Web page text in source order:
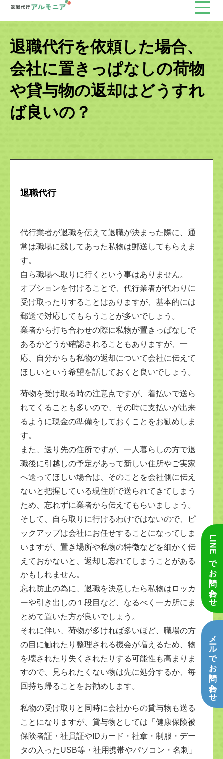
退職代行を依頼した場合、
会社に置きっぱなしの荷物
や貸与物の返却はどうすれ
ば良いの？
退職代行
代行業者が退職を伝えて退職が決まった際に、通
常は職場に残してあった私物は郵送してもらえま
す。
自ら職場へ取りに行くという事はありません。
オプションを付けることで、代行業者が代わりに
受け取ったりすることはありますが、基本的には
郵送で対応してもらうことが多いでしょう。
業者から打ち合わせの際に私物が置きっぱなしで
あるかどうか確認されることもありますが、一
応、自分からも私物の返却について会社に伝えて
ほしいという希望を話しておくと良いでしょう。
荷物を受け取る時の注意点ですが、着払いで送ら
れてくることも多いので、その時に支払いが出来
るように現金の準備をしておくことをお勧めしま
す。
また、送り先の住所ですが、一人暮らしの方で退
職後に引越しの予定があって新しい住所やご実家
へ送ってほしい場合は、そのことを会社側に伝え
ないと把握している現住所で送られてきてしまう
ため、忘れずに業者から伝えてもらいましょう。
そして、自ら取りに行けるわけではないので、ピ
ックアップは会社にお任せすることになってしま
いますが、置き場所や私物の特徴などを細かく伝
えておかないと、返却し忘れてしまうことがある
かもしれません。
忘れ防止の為に、退職を決意したら私物はロッカ
ーや引き出しの１段目など、なるべく一カ所にま
とめて置いた方が良いでしょう。
それに伴い、荷物が多ければ多いほど、職場の方
の目に触れたり整理される機会が増えるため、物
を壊されたり失くされたりする可能性も高まりま
すので、見られたくない物は先に処分するか、毎
回持ち帰ることをお勧めします。
私物の受け取りと同時に会社からの貸与物も送る
ことになりますが、貸与物としては「健康保険被
保険者証・社員証やIDカード・社章・制服・デー
タの入ったUSB等・社用携帯やパソコン・名刺」
LINEでお問い合わせ
メールでお問い合わせ